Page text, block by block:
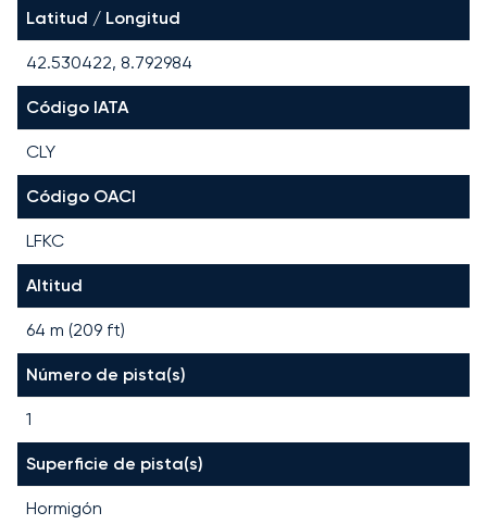
Latitud / Longitud
42.530422, 8.792984
Código IATA
CLY
Código OACI
LFKC
Altitud
64 m (209 ft)
Número de pista(s)
1
Superficie de pista(s)
Hormigón